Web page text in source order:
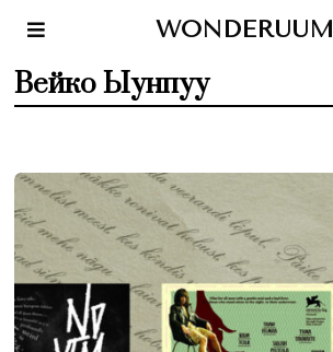
WONDERUUM
Вейко Ыунпуу